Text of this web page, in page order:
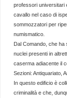
professori universitari
cavallo nel caso di
sommozzatori per
numismatico.
Dal Comando, che ha
nuclei presenti in
caserma adiacente il
Sezioni: Antiquariato,
In questo edificio è
criminalità e che,